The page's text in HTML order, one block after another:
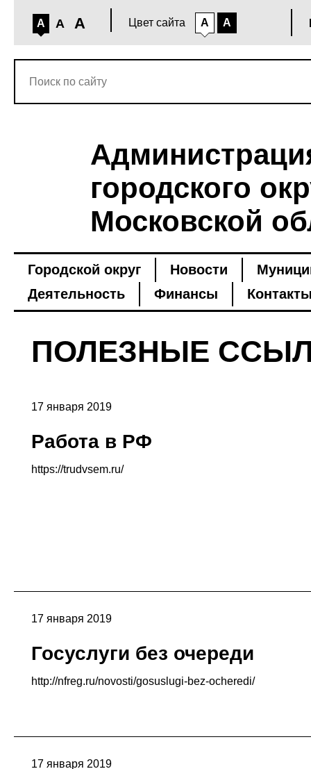
A A A Цвет сайта A A
городского
Московской
Городской округ Новости
Деятельность
Финансы
ПОЛЕЗНЫЕ
17 января 2019
Работа в РФ
https://trudvsem.ru/
17 января 2019
Госуслуги без очереди
http://nfreg.ru/novosti/gosuslugi-bez-ocheredi/
17 января 2019